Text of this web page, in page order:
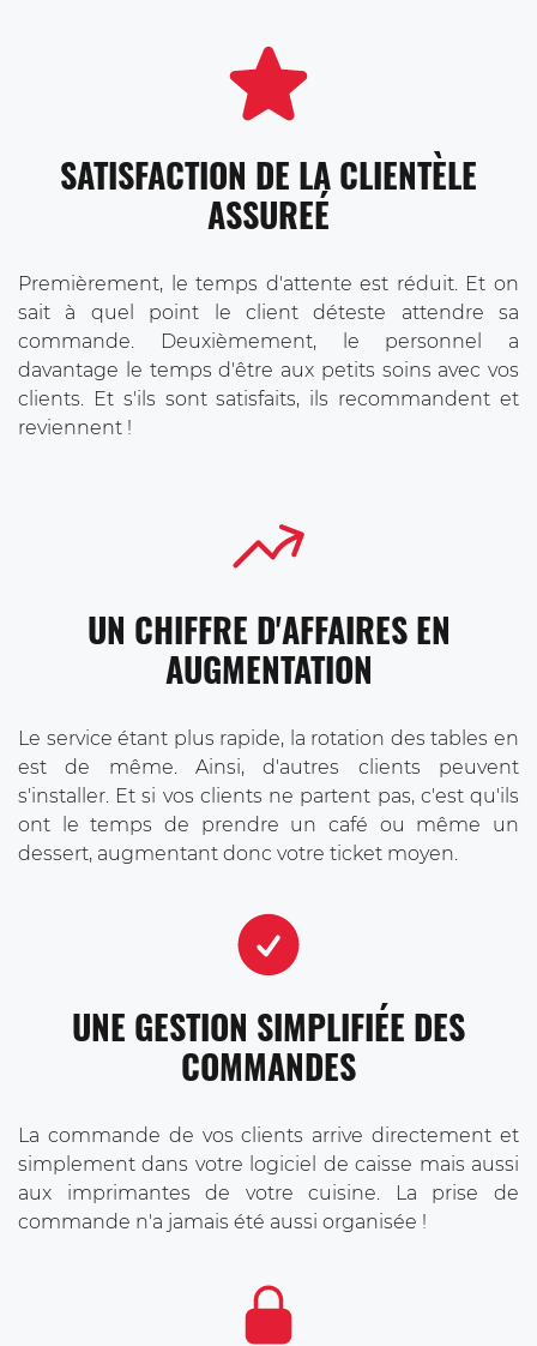
SATISFACTION DE LA CLIENTÈLE
ASSUREÉ
Premièrement, le temps d'attente est réduit. Et on
sait à quel point le client déteste attendre sa
commande. Deuxièmement, le personnel a
davantage le temps d'être aux petits soins avec vos
clients. Et s'ils sont satisfaits, ils recommandent et
reviennent !
UN CHIFFRE D'AFFAIRES EN
AUGMENTATION
Le service étant plus rapide, la rotation des tables en
est de même. Ainsi, d'autres clients peuvent
s'installer. Et si vos clients ne partent pas, c'est qu'ils
ont le temps de prendre un café ou même un
dessert, augmentant donc votre ticket moyen.
UNE GESTION SIMPLIFIÉE DES
COMMANDES
La commande de vos clients arrive directement et
simplement dans votre logiciel de caisse mais aussi
aux imprimantes de votre cuisine. La prise de
commande n'a jamais été aussi organisée !